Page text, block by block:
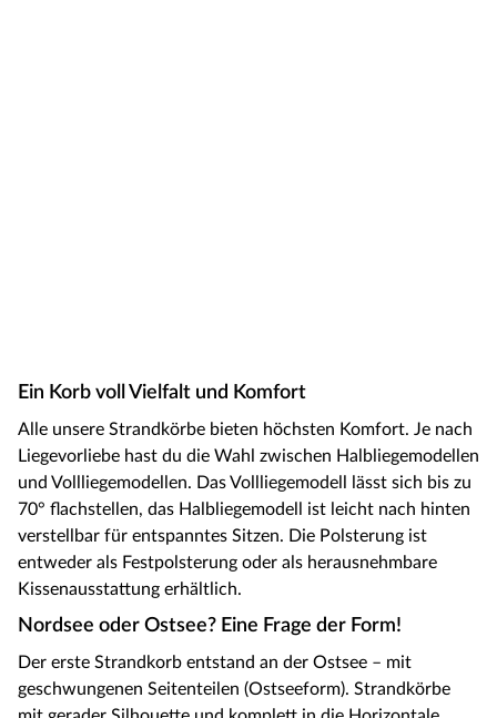
Ein Korb voll Vielfalt und Komfort
Alle unsere Strandkörbe bieten höchsten Komfort. Je nach
Liegevorliebe hast du die Wahl zwischen Halbliegemodellen
und Vollliegemodellen. Das Vollliegemodell lässt sich bis zu
70° flachstellen, das Halbliegemodell ist leicht nach hinten
verstellbar für entspanntes Sitzen. Die Polsterung ist
entweder als Festpolsterung oder als herausnehmbare
Kissenausstattung erhältlich.
Nordsee oder Ostsee? Eine Frage der Form!
Der erste Strandkorb entstand an der Ostsee – mit
geschwungenen Seitenteilen (Ostseeform). Strandkörbe